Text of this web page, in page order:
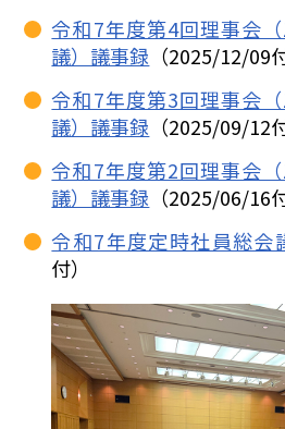
令和7年度第4回理事会
議）議事録 （2025/12/09
令和7年度第3回理事会
議）議事録 （2025/09/12
令和7年度第2回理事会
議）議事録 （2025/06/16
令和7年度定時社員総会
付）